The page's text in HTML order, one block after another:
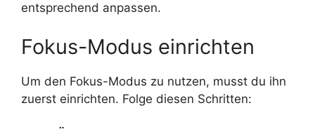
entsprechend anpassen.
Fokus-Modus einrichten
Um den Fokus-Modus zu nutzen, musst du ihn
zuerst einrichten. Folge diesen Schritten: